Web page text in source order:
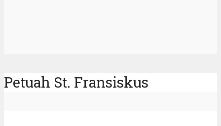
Petuah St. Fransiskus